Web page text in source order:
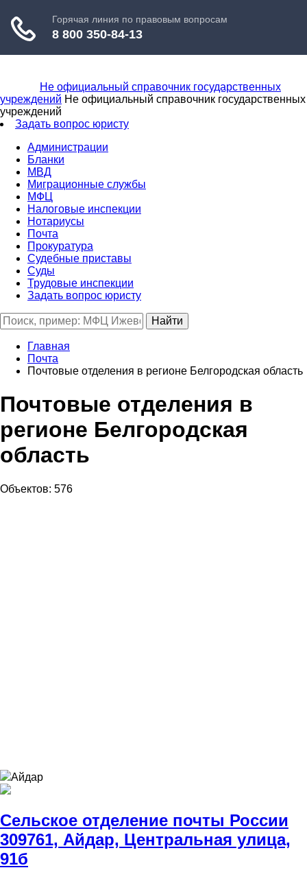
Не официальный справочник государственных
учреждений Не официальный справочник государственных
учреждений
Задать вопрос юристу
Администрации
Бланки
МВД
Миграционные службы
МФЦ
Налоговые инспекции
Нотариусы
Почта
Прокуратура
Судебные приставы
Суды
Трудовые инспекции
Задать вопрос юристу
Главная
Почта
Почтовые отделения в регионе Белгородская область
Почтовые отделения в
регионе Белгородская
область
Объектов: 576
Айдар
Сельское отделение почты России
309761, Айдар, Центральная улица,
91б